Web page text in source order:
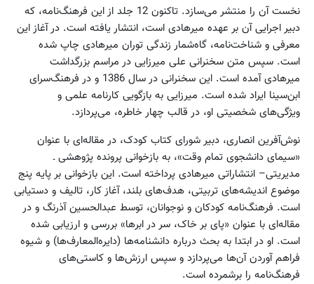
نخست آن را منتشر می‌سازد. تاکنون 12 جلد از این فرهنگ‌نامه، که
دبیر اجرایی آن بر عهده میرهادی است، انتشار یافته است. در آغاز این
معرفی و شناخت‌نامه، گاه‌شمار زندگی توران میرهادی چاپ شده
است. سپس متن سخنرانی علی میرزایی در مراسم بزرگداشت
میرهادی آمده است. این سخنرانی در سال 1386 و در فرهنگ‌سرای
ابن‌سینا ایراد شده است. میرزایی به بازگویی کارنامه علمی و
ویژگی‌های شخصیتی او، در قالب چهار خاطره، می‌پردازد.
نوش‌آفرین انصاری، دبیر شورای کتاب کودک، در مقاله‌ای با عنوان
«سیمای دانشجوی تمام وقت»، به بازخوانی پرونده پژوهشی ـ
مدیریتی– انتشاراتی میرهادی پرداخته است. این بازخوانی بر پایه پنج
موضوع اندیشه‌های تربیتی، هدف‌های بلند، آغاز کار، تالیف و دستیابی
است. فرهنگ‌نامه کودکان و نوجوانان، توسط عبدالحسین آذرنگ و در
مقاله‌ای با عنوان «پای بر خاک، سر در ابرها» بررسی و ارزیابی شده
است. او در ابتدا به بحث درباره دانشنامه‌ها (دایره‌المعارف‌ها) و شیوه
فراهم آوردن آن‌ها می‌پردازد و سپس ارزش‌ها و کاستی‌های
فرهنگ‌نامه‌ را برشمرده است.